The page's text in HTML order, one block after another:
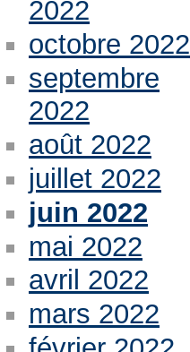
2022
octobre 2022
septembre
2022
août 2022
juillet 2022
juin 2022
mai 2022
avril 2022
mars 2022